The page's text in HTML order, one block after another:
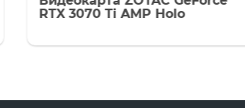
Ti AMP Holo